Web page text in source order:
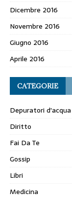
Dicembre 2016
Novembre 2016
Giugno 2016
Aprile 2016
CATEGORIE
Depuratori d'acqua
Diritto
Fai Da Te
Gossip
Libri
Medicina